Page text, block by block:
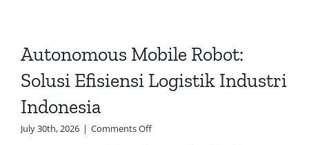
Autonomous Mobile Robot:
Solusi Efisiensi Logistik Industri
Indonesia
July 30th, 2026 | Comments Offon